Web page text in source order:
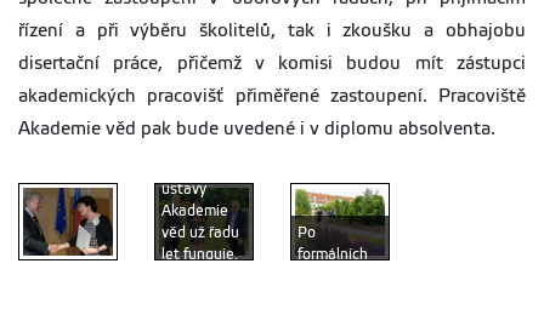
řízení a při výběru školitelů, tak i zkoušku a obhajobu
disertační práce, přičemž v komisi budou mít zástupci
akademických pracovišť přiměřené zastoupení. Pracoviště
Akademie věd pak bude uvedené i v diplomu absolventa.
Spolupráce
ústavy
Akademie
věd už řadu
let funguje.
Po
formálních